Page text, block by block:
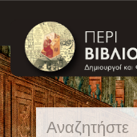
Skip
navigation